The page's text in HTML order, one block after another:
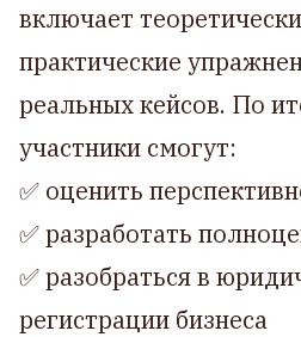
включает
практические
реальных кейсов. По
участники смогут:
✅ оценить
✅ разработать
✅ разобраться в
регистрации бизнеса